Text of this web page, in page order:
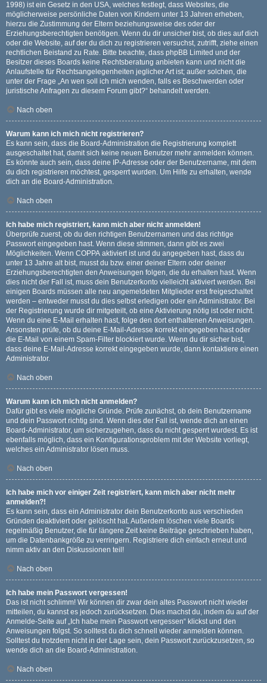
1998) ist ein Gesetz in den USA, welches festlegt, dass Websites, die
möglicherweise persönliche Daten von Kindern unter 13 Jahren erheben,
hierzu die Zustimmung der Eltern beziehungsweise des oder der
Erziehungsberechtigten benötigen. Wenn du dir unsicher bist, ob dies auf dich
oder die Website, auf der du dich zu registrieren versuchst, zutrifft, ziehe einen
rechtlichen Beistand zu Rate. Bitte beachte, dass phpBB Limited und der
Besitzer dieses Boards keine Rechtsberatung anbieten kann und nicht die
Anlaufstelle für Rechtsangelegenheiten jeglicher Art ist; außer solchen, die
unter der Frage „An wen soll ich mich wenden, falls es Beschwerden oder
juristische Anfragen zu diesem Forum gibt?“ behandelt werden.
Nach oben
Warum kann ich mich nicht registrieren?
Es kann sein, dass die Board-Administration die Registrierung komplett
ausgeschaltet hat, damit sich keine neuen Benutzer mehr anmelden können.
Es könnte auch sein, dass deine IP-Adresse oder der Benutzername, mit dem
du dich registrieren möchtest, gesperrt wurden. Um Hilfe zu erhalten, wende
dich an die Board-Administration.
Nach oben
Ich habe mich registriert, kann mich aber nicht anmelden!
Überprüfe zuerst, ob du den richtigen Benutzernamen und das richtige
Passwort eingegeben hast. Wenn diese stimmen, dann gibt es zwei
Möglichkeiten. Wenn COPPA aktiviert ist und du angegeben hast, dass du
unter 13 Jahre alt bist, musst du bzw. einer deiner Eltern oder deiner
Erziehungsberechtigten den Anweisungen folgen, die du erhalten hast. Wenn
dies nicht der Fall ist, muss dein Benutzerkonto vielleicht aktiviert werden. Bei
einigen Boards müssen alle neu angemeldeten Mitglieder erst freigeschaltet
werden – entweder musst du dies selbst erledigen oder ein Administrator. Bei
der Registrierung wurde dir mitgeteilt, ob eine Aktivierung nötig ist oder nicht.
Wenn du eine E-Mail erhalten hast, folge den dort enthaltenen Anweisungen.
Ansonsten prüfe, ob du deine E-Mail-Adresse korrekt eingegeben hast oder
die E-Mail von einem Spam-Filter blockiert wurde. Wenn du dir sicher bist,
dass deine E-Mail-Adresse korrekt eingegeben wurde, dann kontaktiere einen
Administrator.
Nach oben
Warum kann ich mich nicht anmelden?
Dafür gibt es viele mögliche Gründe. Prüfe zunächst, ob dein Benutzername
und dein Passwort richtig sind. Wenn dies der Fall ist, wende dich an einen
Board-Administrator, um sicherzugehen, dass du nicht gesperrt wurdest. Es ist
ebenfalls möglich, dass ein Konfigurationsproblem mit der Website vorliegt,
welches ein Administrator lösen muss.
Nach oben
Ich habe mich vor einiger Zeit registriert, kann mich aber nicht mehr
anmelden?!
Es kann sein, dass ein Administrator dein Benutzerkonto aus verschieden
Gründen deaktiviert oder gelöscht hat. Außerdem löschen viele Boards
regelmäßig Benutzer, die für längere Zeit keine Beiträge geschrieben haben,
um die Datenbankgröße zu verringern. Registriere dich einfach erneut und
nimm aktiv an den Diskussionen teil!
Nach oben
Ich habe mein Passwort vergessen!
Das ist nicht schlimm! Wir können dir zwar dein altes Passwort nicht wieder
mitteilen, du kannst es jedoch zurücksetzen. Dies machst du, indem du auf der
Anmelde-Seite auf „Ich habe mein Passwort vergessen“ klickst und den
Anweisungen folgst. So solltest du dich schnell wieder anmelden können.
Solltest du trotzdem nicht in der Lage sein, dein Passwort zurückzusetzen, so
wende dich an die Board-Administration.
Nach oben